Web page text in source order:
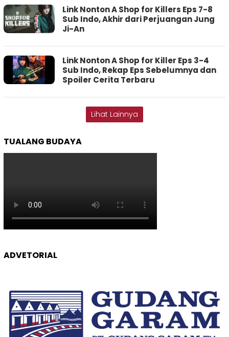
Link Nonton A Shop for Killers Eps 7-8
Sub Indo, Akhir dari Perjuangan Jung
Ji-An
Link Nonton A Shop for Killer Eps 3-4
Sub Indo, Rekap Eps Sebelumnya dan
Spoiler Cerita Terbaru
Lihat Lainnya
TUALANG BUDAYA
ADVETORIAL